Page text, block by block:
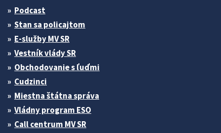
Podcast
Stan sa policajtom
E-služby MV SR
Vestník vlády SR
Obchodovanie s ľuďmi
Cudzinci
Miestna štátna správa
Vládny program ESO
Call centrum MV SR